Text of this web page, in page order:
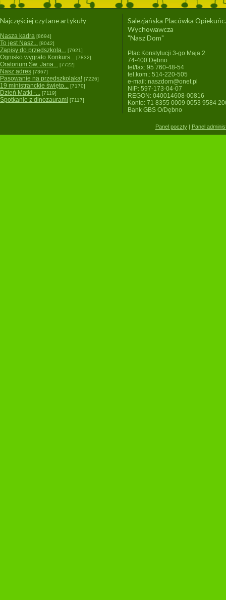
Najczęściej czytane artykuły
Nasza kadra [8694]
To jest Nasz... [8042]
Zapisy do przedszkola... [7921]
Ognisko wygrało Konkurs... [7832]
Oratorium Św. Jana... [7722]
Nasz adres [7367]
Pasowanie na przedszkolaka! [7226]
19 ministranckie święto... [7170]
Dzień Matki -... [7119]
Spotkanie z dinozaurami [7117]
Salezjańska Placówka
Wychowawcza
"Nasz Dom"
Plac Konstytucji 3-go Maja 2
74-400 Dębno
tel/fax: 95 760-48-54
tel.kom.: 514-220-505
e-mail: naszdom@onet.pl
NIP: 597-173-04-07
REGON: 040014608-00816
Konto: 71 8355 0009 0053 9584
Bank GBS O/Dębno
Panel poczty| Panel